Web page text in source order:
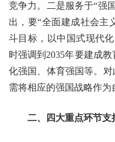
竞争力。二是服务于“强
出，要“全面建成社会主
斗目标，以中国式现代
时强调到2035年要建成
化强国、体育强国等。
需将相应的强国战略作为
二、四大重点环节支